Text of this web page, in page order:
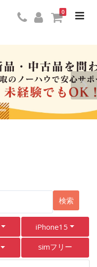
0
検索
iPhone15
simフリー